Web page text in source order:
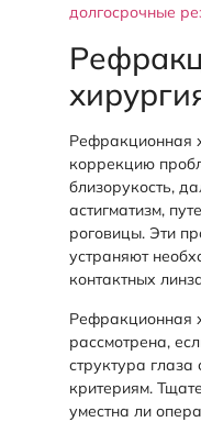
долгосрочные
Рефракционная
коррекцию
близорукость,
астигматизм,
роговицы. Эти
устраняют
контактных
Рефракционная
рассмотрена,
структура глаза
критериям.
уместна ли